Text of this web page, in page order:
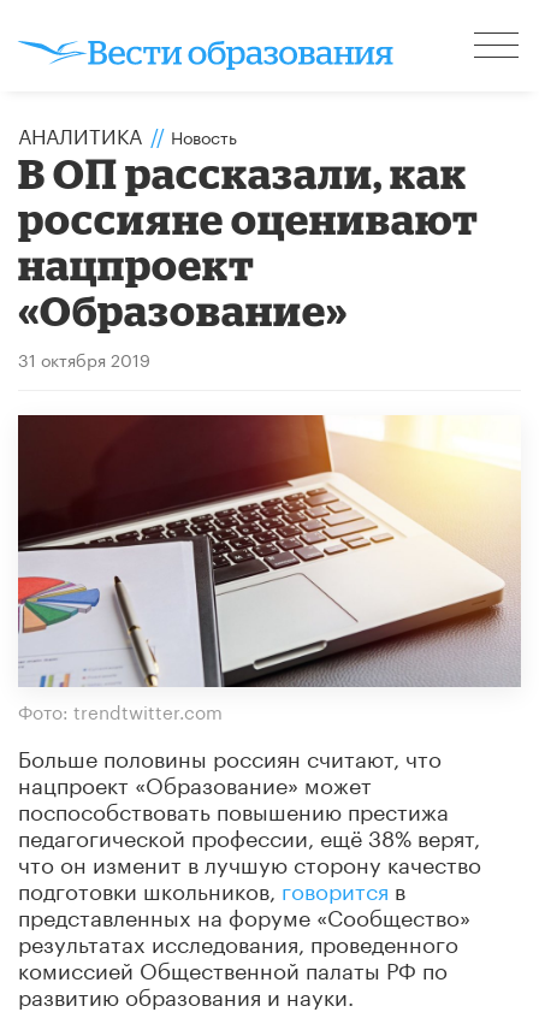
АНАЛИТИКА // Новость
В ОП рассказали, как
россияне оценивают
нацпроект
«Образование»
31 октября 2019
Фото: trendtwitter.com
Больше половины россиян считают, что
нацпроект «Образование» может
поспособствовать повышению престижа
педагогической профессии, ещё 38% верят,
что он изменит в лучшую сторону качество
подготовки школьников, говорится в
представленных на форуме «Сообщество»
результатах исследования, проведенного
комиссией Общественной палаты РФ по
развитию образования и науки.